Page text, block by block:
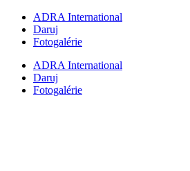
Preskočiť
obsah
ADRA International
Daruj
Fotogalérie
ADRA International
Daruj
Fotogalérie